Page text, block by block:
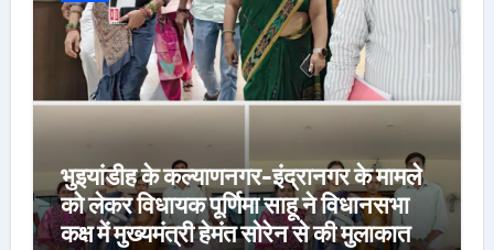
भुइयांडीह के कल्याणनगर-इंद्रानगर के मामले
को लेकर विधायक पूर्णिमा साहू ने विधानसभा
कक्ष में मुख्यमंत्री हेमंत सोरेन से की मुलाकात,